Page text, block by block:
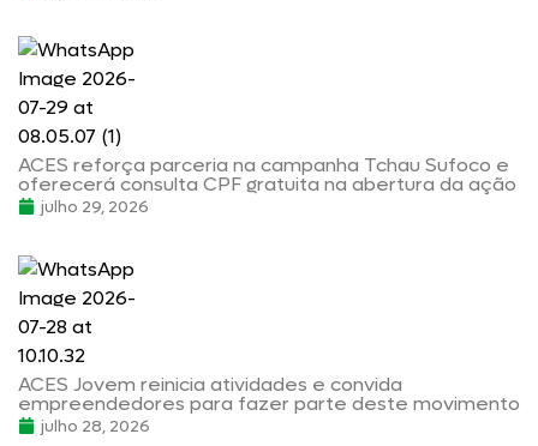
ACES reforça parceria na campanha Tchau Sufoco e
oferecerá consulta CPF gratuita na abertura da ação
julho 29, 2026
ACES Jovem reinicia atividades e convida
empreendedores para fazer parte deste movimento
julho 28, 2026